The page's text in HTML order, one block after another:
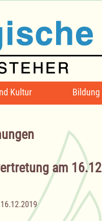
Kultur Bildung
am